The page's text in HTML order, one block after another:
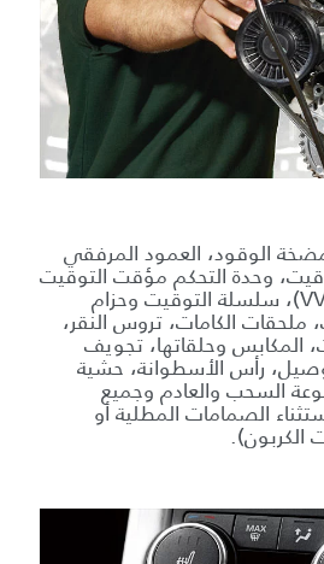
الوقود، العمود المرفقي
وحدة التحكم مؤقت التوقيت
المتغير للصمامات (VVT)، سلسلة التوقيت وحزام
ملحقات الكامات، تروس النقر،
المكابس وحلقاتها، تجويف
رأس الأسطوانة، حشية
السحب والعادم وجميع
الصمامات المطلية أو
الكربون).